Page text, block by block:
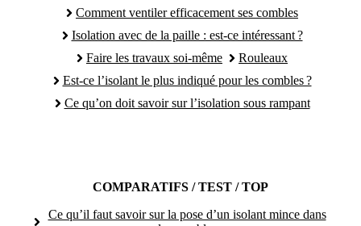
Comment ventiler efficacement ses combles
Isolation avec de la paille : est-ce intéressant ?
Faire les travaux soi-même
Rouleaux
Est-ce l’isolant le plus indiqué pour les combles ?
Ce qu’on doit savoir sur l’isolation sous rampant
COMPARATIFS / TEST / TOP
Ce qu’il faut savoir sur la pose d’un isolant mince dans